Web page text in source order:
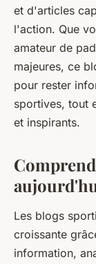
et d'articles
l'action. Que
amateur de
majeures, ce
pour rester
sportives, tout
et inspirants.
Les blogs
croissante
information,